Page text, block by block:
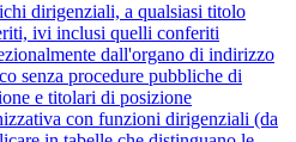
dirigenziali, a qualsiasi titolo
ivi inclusi quelli conferiti
dall'organo di indirizzo
senza procedure pubbliche di
e titolari di posizione
con funzioni dirigenziali (da